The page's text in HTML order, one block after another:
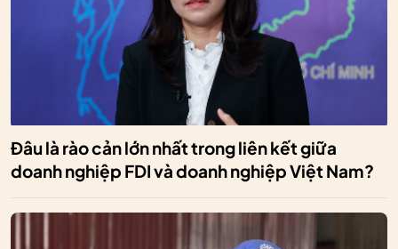
Đâu là rào cản lớn nhất trong liên kết giữa
doanh nghiệp FDI và doanh nghiệp Việt Nam?